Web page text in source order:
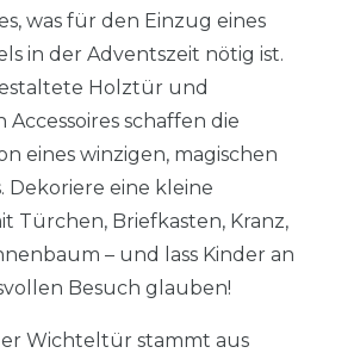
was für den Einzug eines
in der Adventszeit nötig ist.
Holztür und
schaffen die
eines winzigen, magischen
Dekoriere eine kleine
Türchen, Briefkasten, Kranz,
– und lass Kinder an
Besuch glauben!
Wichteltür stammt aus